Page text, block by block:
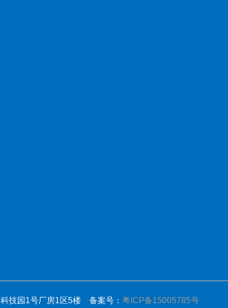
技园1号厂房1区5楼 备案号： 粤ICP备15005785号